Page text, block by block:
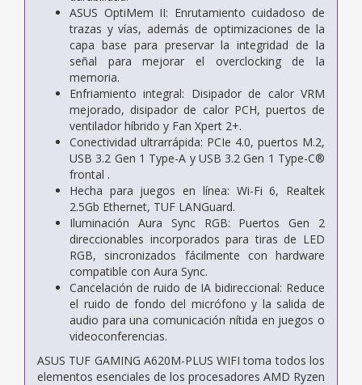
ASUS OptiMem II: Enrutamiento cuidadoso de
trazas y vías, además de optimizaciones de la
capa base para preservar la integridad de la
señal para mejorar el overclocking de la
memoria.
Enfriamiento integral: Disipador de calor VRM
mejorado, disipador de calor PCH, puertos de
ventilador híbrido y Fan Xpert 2+.
Conectividad ultrarrápida: PCIe 4.0, puertos M.2,
USB 3.2 Gen 1 Type-A y USB 3.2 Gen 1 Type-C®
frontal .
Hecha para juegos en línea: Wi-Fi 6, Realtek
2.5Gb Ethernet, TUF LANGuard.
Iluminación Aura Sync RGB: Puertos Gen 2
direccionables incorporados para tiras de LED
RGB, sincronizados fácilmente con hardware
compatible con Aura Sync.
Cancelación de ruido de IA bidireccional: Reduce
el ruido de fondo del micrófono y la salida de
audio para una comunicación nítida en juegos o
videoconferencias.
ASUS TUF GAMING A620M-PLUS WIFI toma todos los
elementos esenciales de los procesadores AMD Ryzen